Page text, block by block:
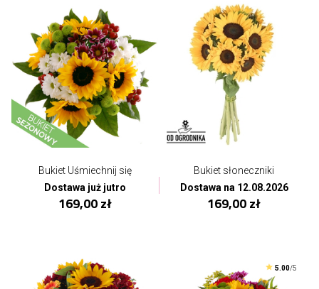
Bukiet Uśmiechnij się
Dostawa już jutro
169,00 zł
Bukiet słoneczniki
Dostawa na 12.08.2026
169,00 zł
5.00/5